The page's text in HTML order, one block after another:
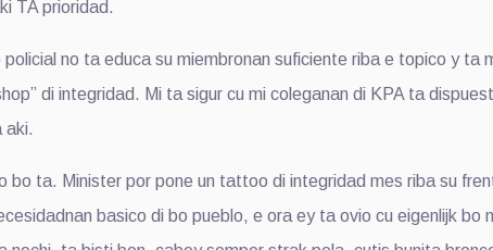
TA prioridad.
no ta educa su miembronan suficiente riba e topico y ta
di integridad. Mi ta sigur cu mi coleganan di KPA ta
aki.
ta. Minister por pone un tattoo di integridad mes riba su
basico di bo pueblo, e ora ey ta ovio cu eigenlijk bo